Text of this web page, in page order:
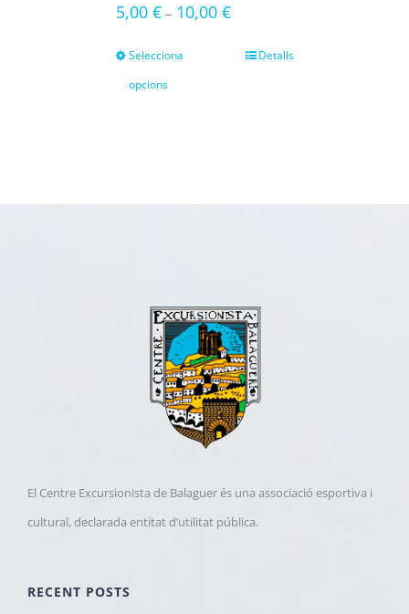
5,00 €– 10,00 €
Selecciona
opcions
Detalls
El Centre Excursionista de Balaguer és una associació esportiva i
cultural, declarada entitat d’utilitat pública.
RECENT POSTS